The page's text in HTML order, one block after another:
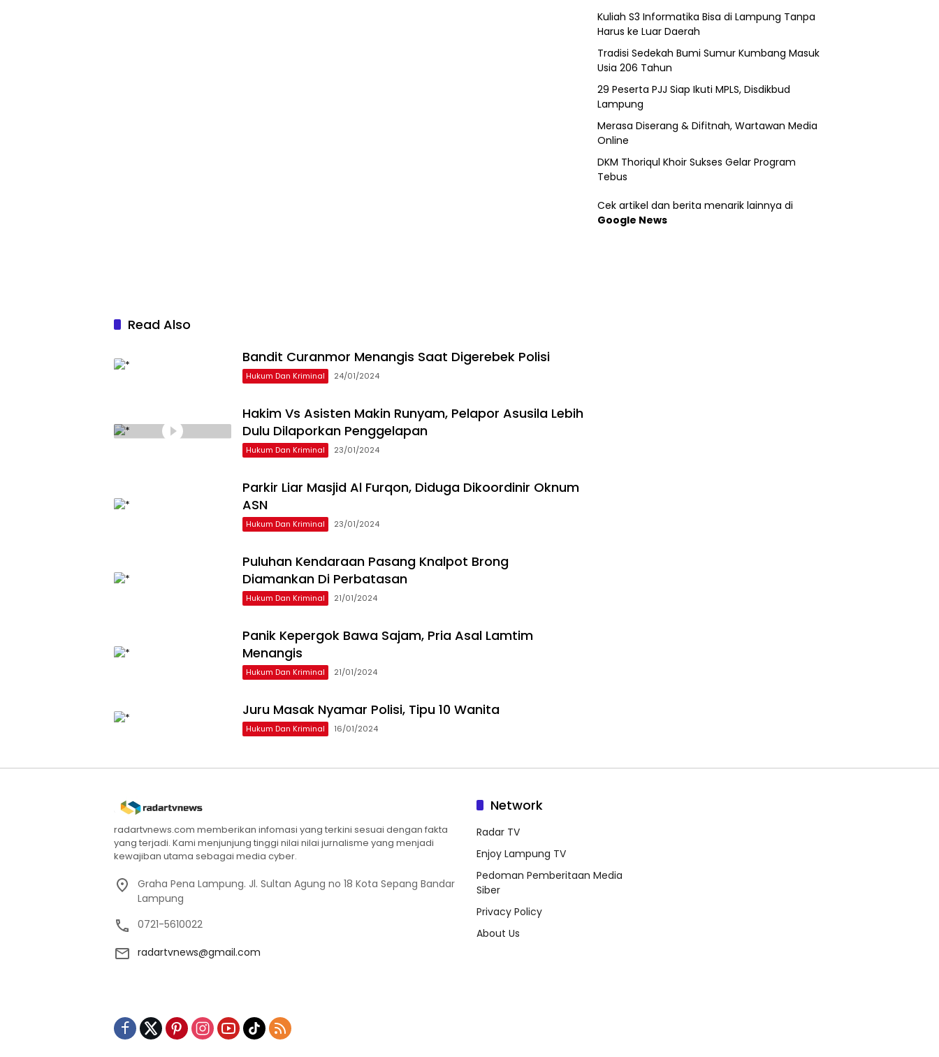
Read Also
Bandit Curanmor Menangis Saat Digerebek Polisi
Hukum Dan Kriminal 24/01/2024
Hakim Vs Asisten Makin Runyam, Pelapor Asusila Lebih
Dulu Dilaporkan Penggelapan
Hukum Dan Kriminal 23/01/2024
Parkir Liar Masjid Al Furqon, Diduga Dikoordinir Oknum
ASN
Hukum Dan Kriminal 23/01/2024
Puluhan Kendaraan Pasang Knalpot Brong
Diamankan Di Perbatasan
Hukum Dan Kriminal 21/01/2024
Panik Kepergok Bawa Sajam, Pria Asal Lamtim
Menangis
Hukum Dan Kriminal 21/01/2024
Juru Masak Nyamar Polisi, Tipu 10 Wanita
Hukum Dan Kriminal 16/01/2024
Kuliah S3 Informatika Bisa di Lampung Tanpa
Harus ke Luar Daerah
Tradisi Sedekah Bumi Sumur Kumbang Masuk
Usia 206 Tahun
29 Peserta PJJ Siap Ikuti MPLS, Disdikbud
Lampung
Merasa Diserang & Difitnah, Wartawan Media
Online
DKM Thoriqul Khoir Sukses Gelar Program
Tebus
Cek artikel dan berita menarik lainnya di
Google News
radartvnews.com memberikan infomasi yang terkini sesuai dengan fakta
yang terjadi. Kami menjunjung tinggi nilai nilai jurnalisme yang menjadi
kewajiban utama sebagai media cyber.
Graha Pena Lampung. Jl. Sultan Agung no 18 Kota Sepang Bandar
Lampung
0721-5610022
radartvnews@gmail.com
Network
Radar TV
Enjoy Lampung TV
Pedoman Pemberitaan Media
Siber
Privacy Policy
About Us